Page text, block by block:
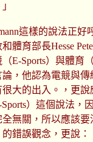
這樣的說法正好
體育部長Hesse
E-Sports）與體育
論，他認為電競與傳
大的出入。，更說
Sports）這個說法，
無關，所以應該要
錯誤觀念，更說：